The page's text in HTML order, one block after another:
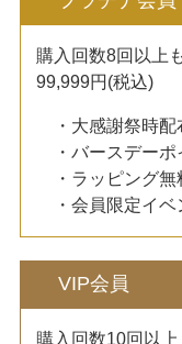
購入回数8回以上
99,999円(税込)
・大感謝祭時
・バースデー
・ラッピング無
・会員限定イ
VIP会員
購入回数10回以